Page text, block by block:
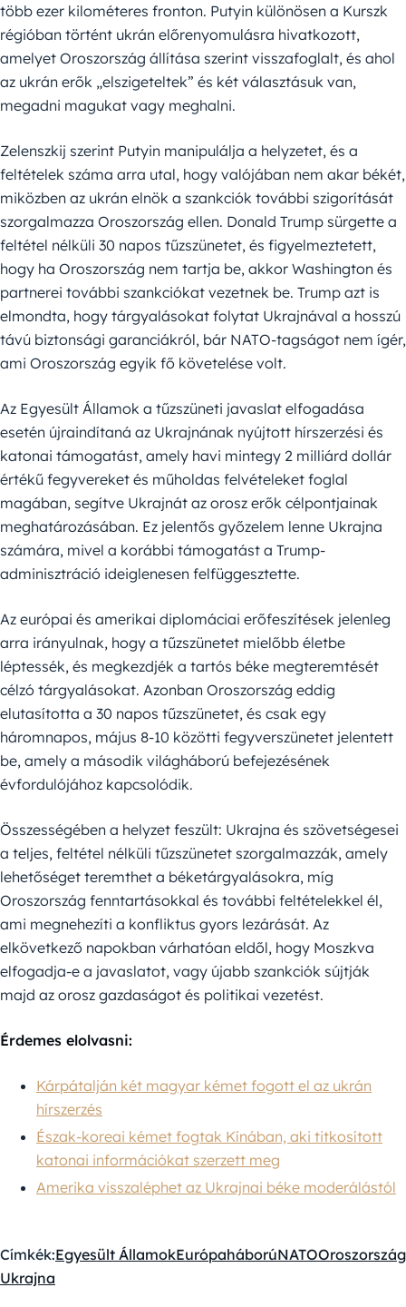
több ezer kilométeres fronton. Putyin különösen a Kurszk
régióban történt ukrán előrenyomulásra hivatkozott,
amelyet Oroszország állítása szerint visszafoglalt, és ahol
az ukrán erők „elszigeteltek” és két választásuk van,
megadni magukat vagy meghalni.
Zelenszkij szerint Putyin manipulálja a helyzetet, és a
feltételek száma arra utal, hogy valójában nem akar békét,
miközben az ukrán elnök a szankciók további szigorítását
szorgalmazza Oroszország ellen. Donald Trump sürgette a
feltétel nélküli 30 napos tűzszünetet, és figyelmeztetett,
hogy ha Oroszország nem tartja be, akkor Washington és
partnerei további szankciókat vezetnek be. Trump azt is
elmondta, hogy tárgyalásokat folytat Ukrajnával a hosszú
távú biztonsági garanciákról, bár NATO-tagságot nem ígér,
ami Oroszország egyik fő követelése volt.
Az Egyesült Államok a tűzszüneti javaslat elfogadása
esetén újraindítaná az Ukrajnának nyújtott hírszerzési és
katonai támogatást, amely havi mintegy 2 milliárd dollár
értékű fegyvereket és műholdas felvételeket foglal
magában, segítve Ukrajnát az orosz erők célpontjainak
meghatározásában. Ez jelentős győzelem lenne Ukrajna
számára, mivel a korábbi támogatást a Trump-
adminisztráció ideiglenesen felfüggesztette.
Az európai és amerikai diplomáciai erőfeszítések jelenleg
arra irányulnak, hogy a tűzszünetet mielőbb életbe
léptessék, és megkezdjék a tartós béke megteremtését
célzó tárgyalásokat. Azonban Oroszország eddig
elutasította a 30 napos tűzszünetet, és csak egy
háromnapos, május 8-10 közötti fegyverszünetet jelentett
be, amely a második világháború befejezésének
évfordulójához kapcsolódik.
Összességében a helyzet feszült: Ukrajna és szövetségesei
a teljes, feltétel nélküli tűzszünetet szorgalmazzák, amely
lehetőséget teremthet a béketárgyalásokra, míg
Oroszország fenntartásokkal és további feltételekkel él,
ami megnehezíti a konfliktus gyors lezárását. Az
elkövetkező napokban várhatóan eldől, hogy Moszkva
elfogadja-e a javaslatot, vagy újabb szankciók sújtják
majd az orosz gazdaságot és politikai vezetést.
Érdemes elolvasni:
Kárpátalján két magyar kémet fogott el az ukrán
hírszerzés
Észak-koreai kémet fogtak Kínában, aki titkosított
katonai információkat szerzett meg
Amerika visszaléphet az Ukrajnai béke moderálástól
Címkék:Egyesült ÁllamokEurópaháborúNATOOroszország
Ukrajna